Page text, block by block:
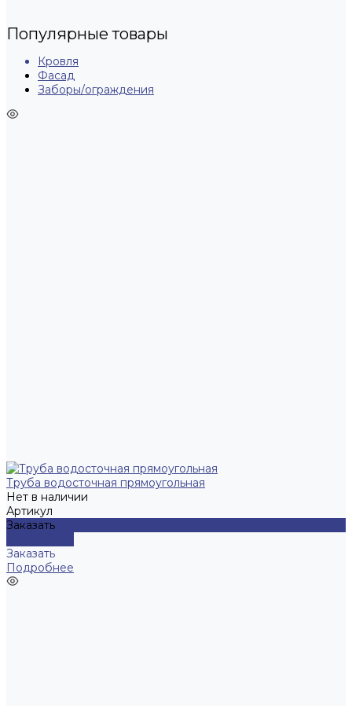
Популярные товары
Кровля
Фасад
Заборы/ограждения
Труба водосточная прямоугольная
Нет в наличии
Артикул
Заказать
Заказать
Подробнее